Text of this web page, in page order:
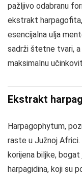
pažljivo odabranu
ekstrakt
esencijalna ulja
sadrži štetne tvari,
maksimalnu
Ekstrakt
Harpagophytum,
raste u Južnoj
korijena biljke,
harpagidina, koji su